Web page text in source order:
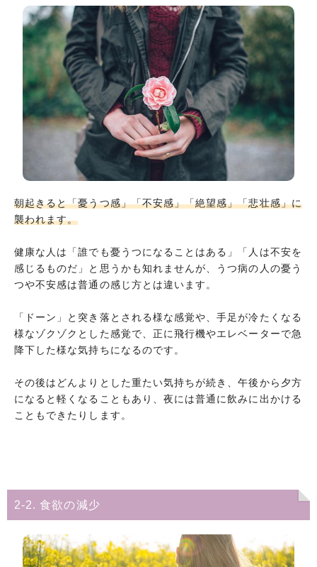
朝起きると「憂うつ感」「不安感」「絶望感」「悲壮感」に
襲われます。
健康な人は「誰でも憂うつになることはある」「人は不安を
感じるものだ」と思うかも知れませんが、うつ病の人の憂う
つや不安感は普通の感じ方とは違います。
「ドーン」と突き落とされる様な感覚や、手足が冷たくなる
様なゾクゾクとした感覚で、正に飛行機やエレベーターで急
降下した様な気持ちになるのです。
その後はどんよりとした重たい気持ちが続き、午後から夕方
になると軽くなることもあり、夜には普通に飲みに出かける
こともできたりします。
2-2. 食欲の減少